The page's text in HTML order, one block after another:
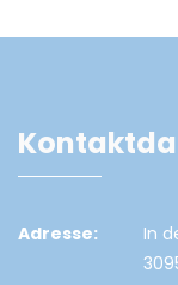
Adresse:
In